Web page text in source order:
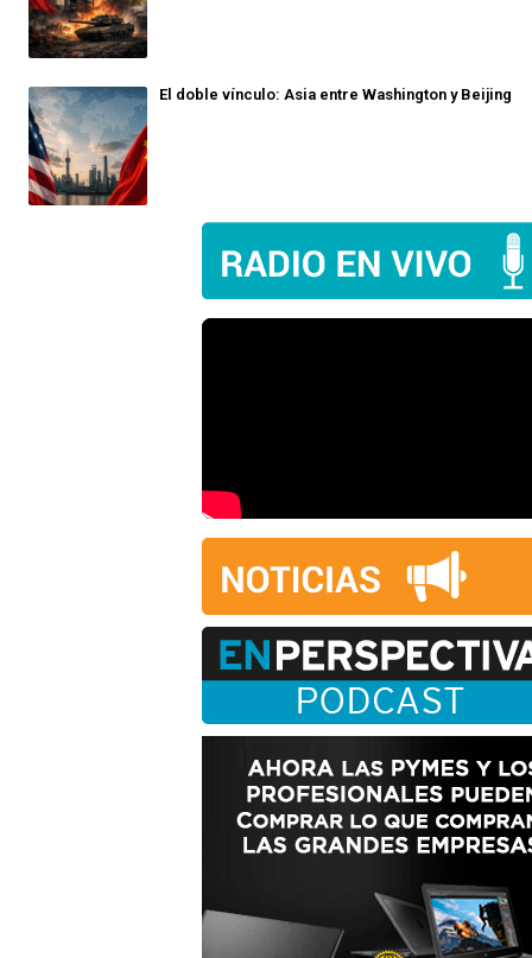
El doble vínculo: Asia entre Washington y Beijing